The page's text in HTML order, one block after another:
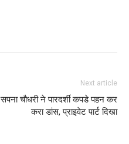
Next article
सपना चौधरी ने पारदर्शी कपडे पहन कर
करा डांस, प्राइवेट पार्ट दिखा